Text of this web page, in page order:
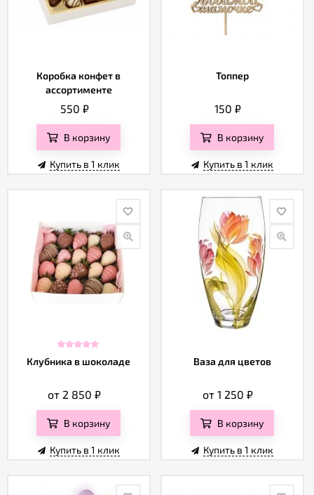
Коробка конфет в
ассортименте
550 ₽
В корзину
Купить в 1 клик
Топпер
150₽
В корзину
Купить в 1 клик
Клубника в шоколаде
от 2 850₽
В корзину
Купить в 1 клик
Ваза для цветов
от 1 250₽
В корзину
Купить в 1 клик